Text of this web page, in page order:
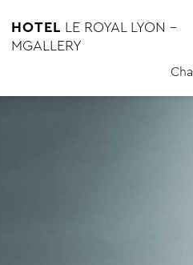
HOTEL LE ROYAL LYON -
MGALLERY